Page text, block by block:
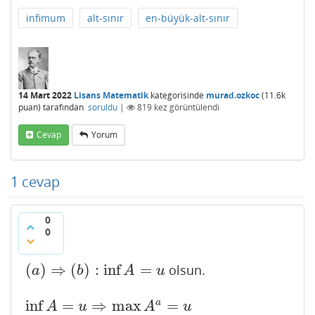
infimum alt-sınır en-büyük-alt-sınır
14 Mart 2022 Lisans Matematikkategorisinde murad.ozkoc(11.6k
puan) tarafından soruldu | 819 kez görüntülendi
Cevap Yorum
1 cevap
0
0
(a) ⇒ (b) :
(a)⇒ (b): infA = u
infA=u olsun.
infA = u ⇒ maxAa = u
infA=u⇒ maxA a=u⇒(∀v∈Aa)(v